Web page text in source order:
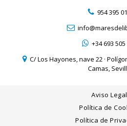
954 395
+34 693 505
C/ Los Hayones, nave 22 ·
Camas,
Aviso Legal
Política de
Política de